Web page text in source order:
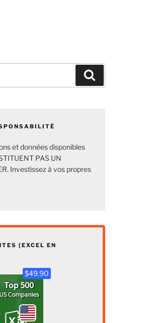
et données disponibles
PAS UN
Investissez à vos propres
[EXCEL EN
$49.90